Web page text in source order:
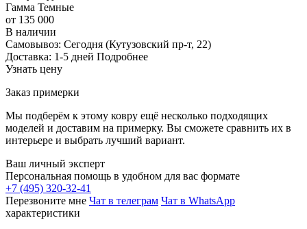
Гамма Темные
от 135 000
В наличии
Самовывоз: Сегодня (Кутузовский пр-т, 22)
Доставка: 1-5 дней Подробнее
Узнать цену
Заказ примерки
Мы подберём к этому ковру ещё несколько подходящих
моделей и доставим на примерку. Вы сможете сравнить их в
интерьере и выбрать лучший вариант.
Ваш личный эксперт
Персональная помощь в удобном для вас формате
+7 (495) 320-32-41
Перезвоните мне Чат в телеграм Чат в WhatsApp
характеристики